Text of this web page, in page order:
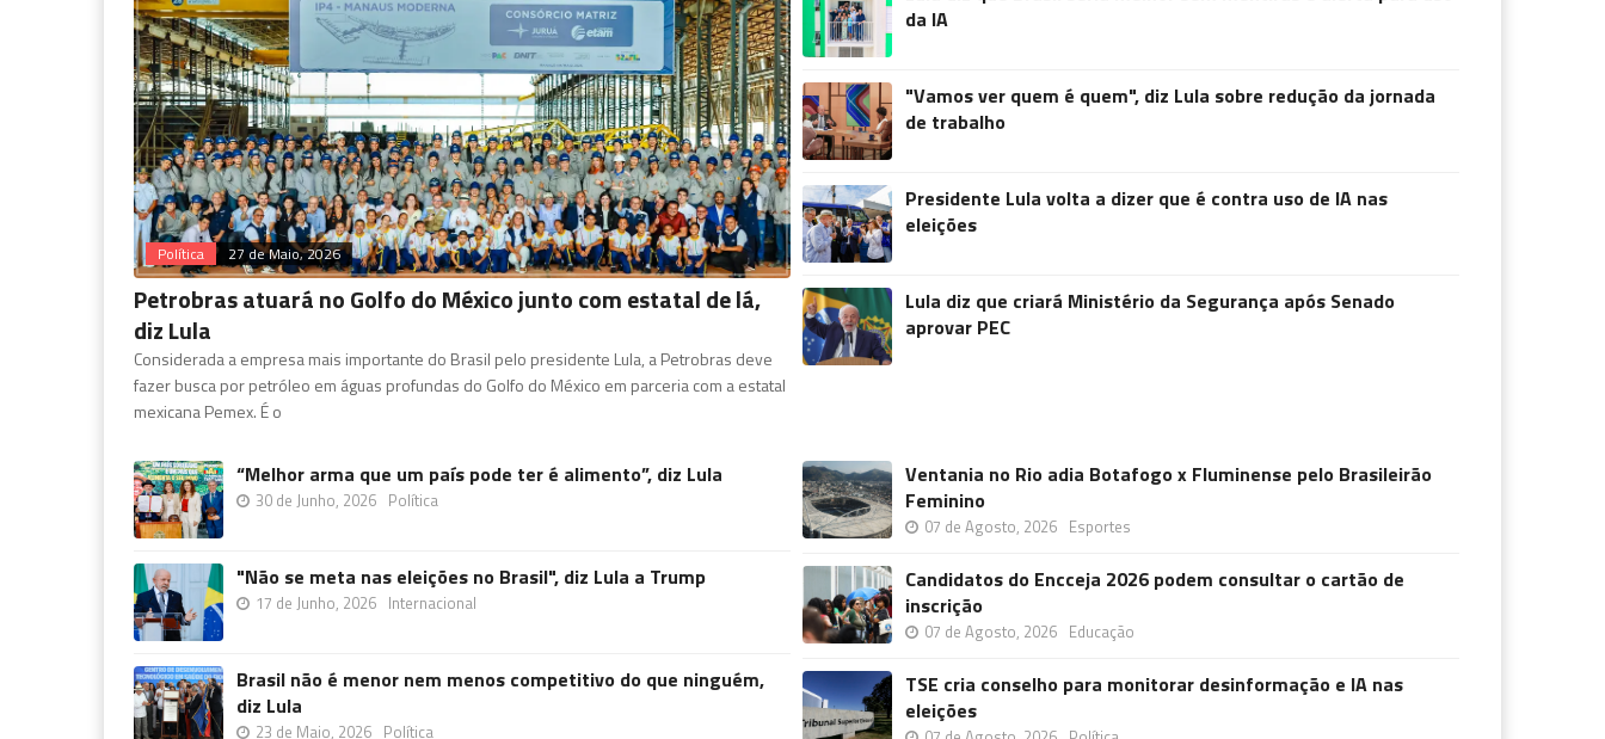
Política 27 de Maio, 2026
Petrobras atuará no Golfo do México junto com estatal de lá,
diz Lula
Considerada a empresa mais importante do Brasil pelo presidente Lula, a Petrobras deve
fazer busca por petróleo em águas profundas do Golfo do México em parceria com a estatal
mexicana Pemex. É o
da IA
"Vamos ver quem é quem", diz Lula sobre redução da jornada
de trabalho
Presidente Lula volta a dizer que é contra uso de IA nas
eleições
Lula diz que criará Ministério da Segurança após Senado
aprovar PEC
“Melhor arma que um país pode ter é alimento”, diz Lula
30 de Junho, 2026 Política
"Não se meta nas eleições no Brasil", diz Lula a Trump
17 de Junho, 2026 Internacional
Brasil não é menor nem menos competitivo do que ninguém,
diz Lula
23 de Maio, 2026 Política
Ventania no Rio adia Botafogo x Fluminense pelo Brasileirão
Feminino
07 de Agosto, 2026 Esportes
Candidatos do Encceja 2026 podem consultar o cartão de
inscrição
07 de Agosto, 2026 Educação
TSE cria conselho para monitorar desinformação e IA nas
eleições